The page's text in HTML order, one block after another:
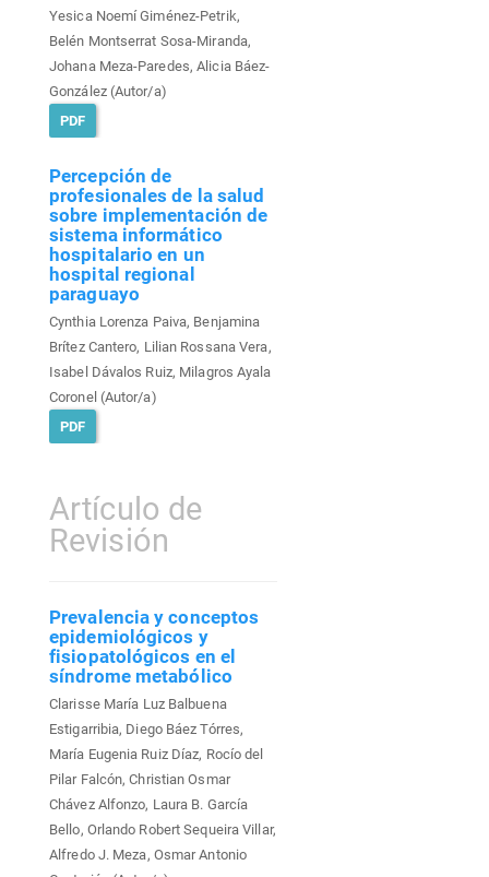
Yesica Noemí Giménez-Petrik,
Belén Montserrat Sosa-Miranda,
Johana Meza-Paredes, Alicia Báez-
González (Autor/a)
PDF
Percepción de
profesionales de la salud
sobre implementación de
sistema informático
hospitalario en un
hospital regional
paraguayo
Cynthia Lorenza Paiva, Benjamina
Brítez Cantero, Lilian Rossana Vera,
Isabel Dávalos Ruiz, Milagros Ayala
Coronel (Autor/a)
PDF
Artículo de
Revisión
Prevalencia y conceptos
epidemiológicos y
fisiopatológicos en el
síndrome metabólico
Clarisse María Luz Balbuena
Estigarribia, Diego Báez Tórres,
María Eugenia Ruiz Díaz, Rocío del
Pilar Falcón, Christian Osmar
Chávez Alfonzo, Laura B. García
Bello, Orlando Robert Sequeira Villar,
Alfredo J. Meza, Osmar Antonio